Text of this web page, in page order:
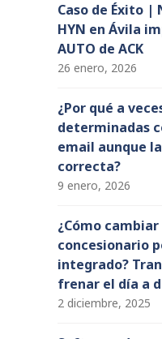
Caso de Éxito |
HYN en Ávila
AUTO de ACK
26 enero, 2026
¿Por qué a
determinadas
email aunque
correcta?
9 enero, 2026
¿Cómo cambiar
concesionario
integrado?
frenar el día a
2 diciembre, 2025